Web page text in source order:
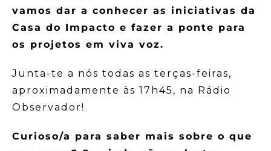
vamos dar a conhecer as iniciativas da
Casa do Impacto e fazer a ponte para
os projetos em viva voz.
Junta-te a nós todas as terças-feiras,
aproximadamente às 17h45, na Rádio
Observador!
Curioso/a para saber mais sobre o que